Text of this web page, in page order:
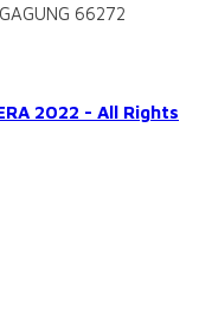
66272
2022 - All Rights